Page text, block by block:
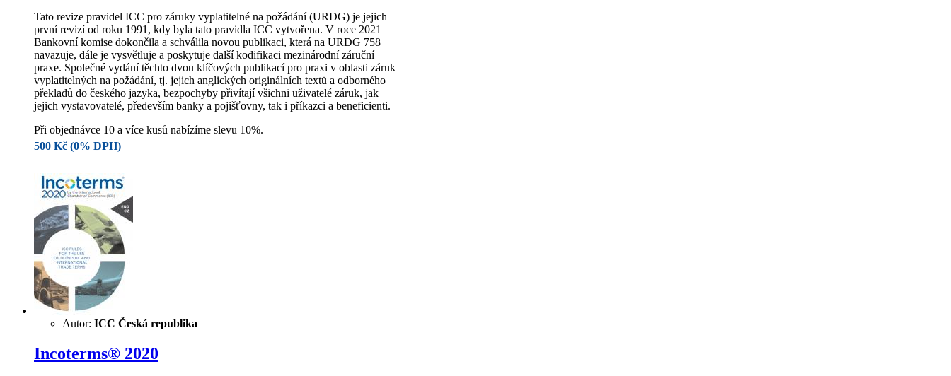
Tato revize pravidel ICC pro záruky vyplatitelné na požádání (URDG) je jejich
první revizí od roku 1991, kdy byla tato pravidla ICC vytvořena. V roce 2021
Bankovní komise dokončila a schválila novou publikaci, která na URDG 758
navazuje, dále je vysvětluje a poskytuje další kodifikaci mezinárodní záruční
praxe. Společné vydání těchto dvou klíčových publikací pro praxi v oblasti záruk
vyplatitelných na požádání, tj. jejich anglických originálních textů a odborného
překladů do českého jazyka, bezpochyby přivítají všichni uživatelé záruk, jak
jejich vystavovatelé, především banky a pojišťovny, tak i příkazci a beneficienti.
Při objednávce 10 a více kusů nabízíme slevu 10%.
500 Kč (0% DPH)
Autor: ICC Česká republika
Incoterms® 2020